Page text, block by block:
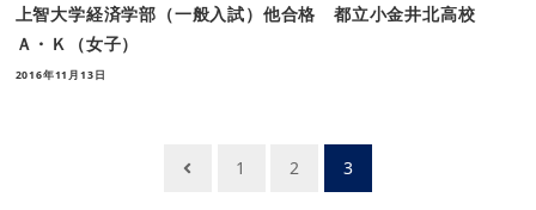
上智大学経済学部（一般入試）他合格 都立小金井北高校
Ａ・Ｋ（女子）
2016年11月13日
1 2 3